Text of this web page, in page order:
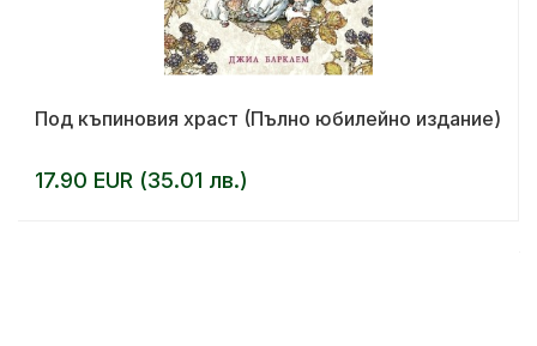
Под къпиновия храст (Пълно юбилейно издание)
17.90 EUR (35.01 лв.)